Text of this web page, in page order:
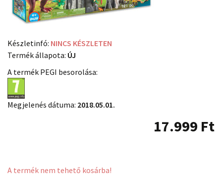
Készletinfó: NINCS KÉSZLETEN
Termék állapota: ÚJ
A termék PEGI besorolása:
Megjelenés dátuma: 2018.05.01.
17.999 Ft
A termék nem tehető kosárba!